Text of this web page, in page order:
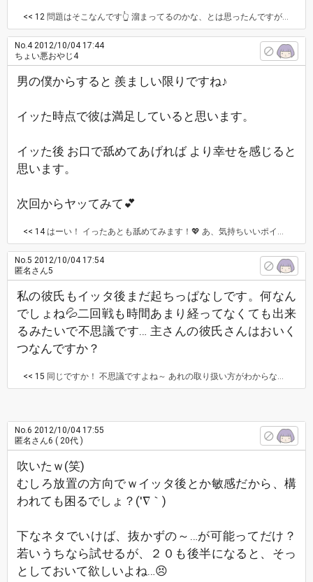
<< 12 問題はそこなんです👆 溜まってるのかな、とは思ったんですがフェ○するまでは小さかったんです(笑) 溜まってたら普通いちゃついた時点でピーンとしますよね？
No.42012/10/04 17:44
ちょい悪おやじ4
男の僕からすると 羨ましい限りですね♪
イッた時点で彼は満足していると思います。
イッた後 お口で舐めてあげれば より幸せを感じると
思います。
次回からヤッてみて💕
<< 14はーい！ イったあとも舐めてみます！💖 あ、気持ちいいポイントとかってありますか？
No.5 2012/10/04 17:54
匿名さん5
私の彼氏もイッタ後まだ起ちっぱなしです。何なん
でしょね💦二回戦も時間あまり経ってなくても出来
るみたいで不思議です… 主さんの彼氏さんはおいく
つなんですか？
<< 15 同じですか！ 不思議ですよね～ あれの取り扱い方がわからないです😣💦 ３０ですよー！
No.6 2012/10/04 17:55
匿名さん6 ( 20代 )
吹いたｗ(笑)
むしろ放置の方向でｗイッタ後とか敏感だから、構
われても困るでしょ？('∇｀)
下なネタでいけば、抜かずの～…が可能ってだけ？
若いうちなら試せるが、２０も後半になると、そっ
としておいて欲しいよね…😣